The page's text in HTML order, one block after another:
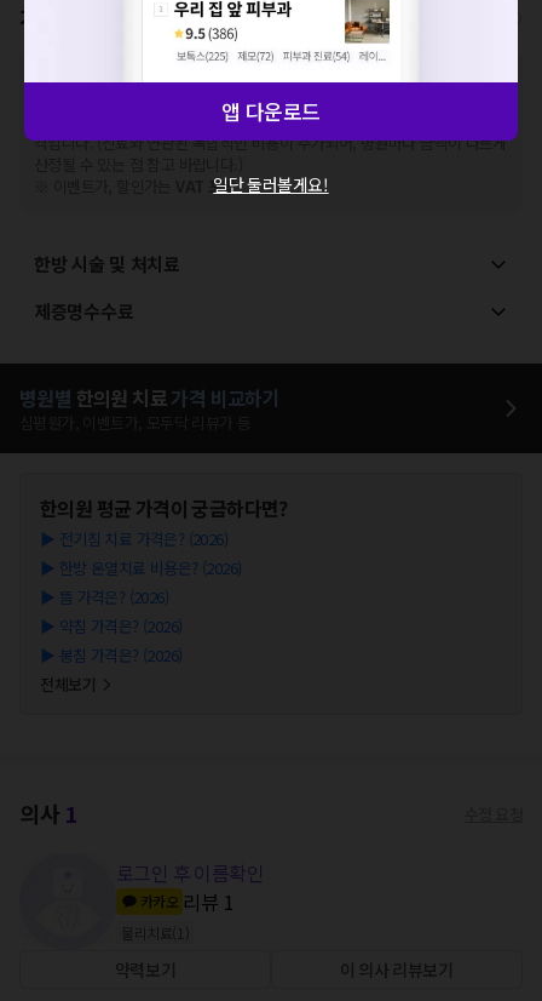
가격표 비급여/급여 진료란?
※비급여 항목의 경우,추가비용 등으로 실제 가격과 상이할 수 있으니, 정확
한 가격은 해당 의료기관에 직접 문의해주세요.
건강보험심사평가원에 고지되어 있는 급여 진료 기준 가
격입니다. (진료와 연관된 복합적인 비용이 추가되어, 병원마다 금액이 다르게
VAT 포함
한방 시술 및 처치료
제증명수수료
병원별 한의원 치료가격 비교하기
한의원 평균 가격이 궁금하다면?
▶ 전기침 치료 가격은? (2026)
▶ 한방 온열치료 비용은? (2026)
▶ 뜸 가격은? (2026)
▶ 약침 가격은? (2026)
▶ 봉침 가격은? (2026)
전체보기
의사 1
로그인 후 이름확인
카카오 리뷰 1
물리치료
약력보기 이 의사 리뷰보기
앱 다운로드
일단 둘러볼게요!